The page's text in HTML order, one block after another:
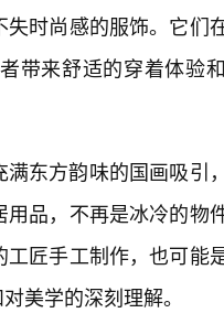
时尚感的服饰。它们
带来舒适的穿着体验
东方韵味的国画吸引
品，不再是冰冷的物
匠手工制作，也可能
美学的深刻理解。